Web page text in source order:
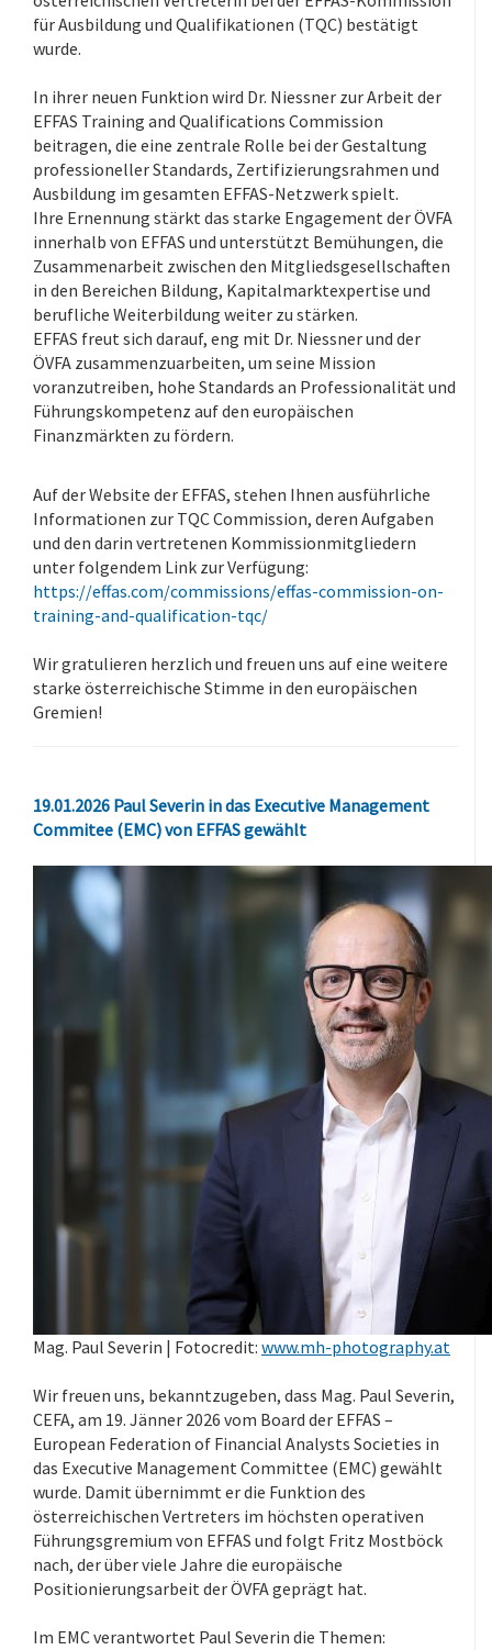
für Ausbildung und Qualifikationen (TQC) bestätigt
wurde.
In ihrer neuen Funktion wird Dr. Niessner zur Arbeit der
EFFAS Training and Qualifications Commission
beitragen, die eine zentrale Rolle bei der Gestaltung
professioneller Standards, Zertifizierungsrahmen und
Ausbildung im gesamten EFFAS-Netzwerk spielt.
Ihre Ernennung stärkt das starke Engagement der ÖVFA
innerhalb von EFFAS und unterstützt Bemühungen, die
Zusammenarbeit zwischen den Mitgliedsgesellschaften
in den Bereichen Bildung, Kapitalmarktexpertise und
berufliche Weiterbildung weiter zu stärken.
EFFAS freut sich darauf, eng mit Dr. Niessner und der
ÖVFA zusammenzuarbeiten, um seine Mission
voranzutreiben, hohe Standards an Professionalität und
Führungskompetenz auf den europäischen
Finanzmärkten zu fördern.
Auf der Website der EFFAS, stehen Ihnen ausführliche
Informationen zur TQC Commission, deren Aufgaben
und den darin vertretenen Kommissionmitgliedern
unter folgendem Link zur Verfügung:
https://effas.com/commissions/effas-commission-on-
training-and-qualification-tqc/
Wir gratulieren herzlich und freuen uns auf eine weitere
starke österreichische Stimme in den europäischen
Gremien!
19.01.2026 Paul Severin in das Executive Management
Commitee (EMC) von EFFAS gewählt
Mag. Paul Severin | Fotocredit: www.mh-photography.at
Wir freuen uns, bekanntzugeben, dass Mag. Paul Severin,
CEFA, am 19. Jänner 2026 vom Board der EFFAS –
European Federation of Financial Analysts Societies in
das Executive Management Committee (EMC) gewählt
wurde. Damit übernimmt er die Funktion des
österreichischen Vertreters im höchsten operativen
Führungsgremium von EFFAS und folgt Fritz Mostböck
nach, der über viele Jahre die europäische
Positionierungsarbeit der ÖVFA geprägt hat.
Im EMC verantwortet Paul Severin die Themen: